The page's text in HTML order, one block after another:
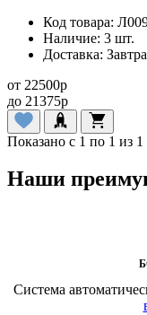
Код товара:
Наличие: 3 шт.
Доставка: Завтра
от 22500p
до 21375p
Показано с 1 по 1 из
Наши
Система